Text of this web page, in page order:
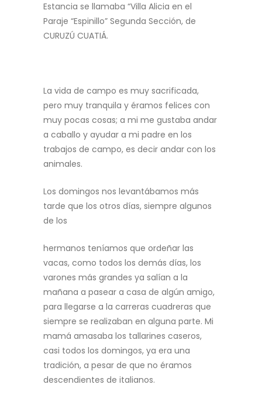
Estancia se llamaba “Villa Alicia en el
Paraje “Espinillo” Segunda Sección, de
CURUZÚ CUATIÁ.
La vida de campo es muy sacrificada,
pero muy tranquila y éramos felices con
muy pocas cosas; a mi me gustaba andar
a caballo y ayudar a mi padre en los
trabajos de campo, es decir andar con los
animales.
Los domingos nos levantábamos más
tarde que los otros días, siempre algunos
de los
hermanos teníamos que ordeñar las
vacas, como todos los demás días, los
varones más grandes ya salían a la
mañana a pasear a casa de algún amigo,
para llegarse a la carreras cuadreras que
siempre se realizaban en alguna parte. Mi
mamá amasaba los tallarines caseros,
casi todos los domingos, ya era una
tradición, a pesar de que no éramos
descendientes de italianos.